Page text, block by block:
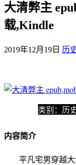
大清弊主
载,Kindle
2019年12月19日 历
类别：历
内容简介
平凡宅男穿越大